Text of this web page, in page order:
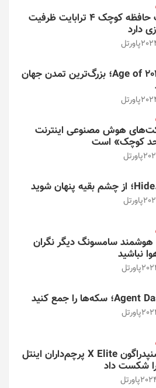
این کارت حافظه کوچک ۴ ترابایت ظرفیت
دارد
پاورتل
بازی/ Age of 2048؛ بزرگ‌ترین تمدن جهان
پاورتل
هوش مصنوعی اینترنت
کوچک» است
پاورتل
پاورتل
سامسونگ دیگر نگران
نباشید
پاورتل
پاورتل
تراشه اسنپدراگون X Elite پرچم‌داران اینتل
پاورتل